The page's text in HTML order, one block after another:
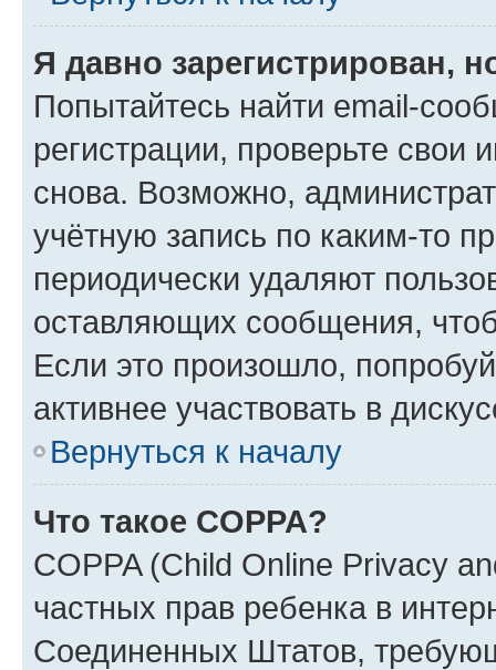
Я давно зарегистрирован,
Попытайтесь найти email-
регистрации, проверьте свои
снова. Возможно,
учётную запись по каким-то
периодически удаляют
оставляющих сообщения,
Если это произошло,
активнее участвовать в
Вернуться к началу
Что такое COPPA?
COPPA (Child Online Privacy
частных прав ребенка в
Соединенных Штатов,